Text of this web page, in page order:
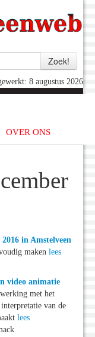
8 augustus 2026
OVER ONS
in Amstelveen
maken lees
video animatie
met het
van de
lees